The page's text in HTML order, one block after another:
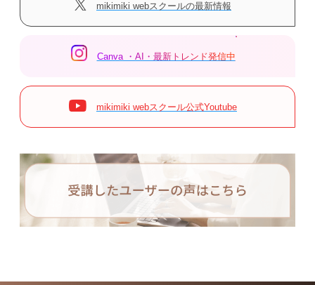
mikimiki webスクールの最新情報
Canva ・AI・最新トレンド発信中
mikimiki webスクール公式Youtube